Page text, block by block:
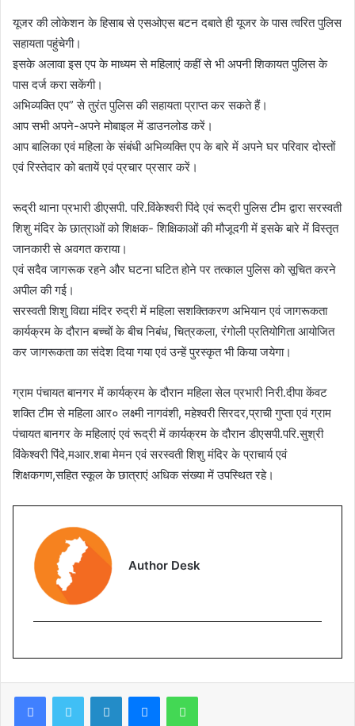
यूजर की लोकेशन के हिसाब से एसओएस बटन दबाते ही यूजर के पास त्वरित पुलिस
सहायता पहुंचेगी।
इसके अलावा इस एप के माध्यम से महिलाएं कहीं से भी अपनी शिकायत पुलिस के
पास दर्ज करा सकेंगी।
अभिव्यक्ति एप” से तुरंत पुलिस की सहायता प्राप्त कर सकते हैं।
आप सभी अपने-अपने मोबाइल में डाउनलोड करें।
आप बालिका एवं महिला के संबंधी अभिव्यक्ति एप के बारे में अपने घर परिवार दोस्तों
एवं रिस्तेदार को बतायें एवं प्रचार प्रसार करें।
रूद्री थाना प्रभारी डीएसपी. परि.विंकेश्वरी पिंदे एवं रूद्री पुलिस टीम द्वारा सरस्वती
शिशु मंदिर के छात्राओं को शिक्षक- शिक्षिकाओं की मौजूदगी में इसके बारे में विस्तृत
जानकारी से अवगत कराया।
एवं सदैव जागरूक रहने और घटना घटित होने पर तत्काल पुलिस को सूचित करने
अपील की गई।
सरस्वती शिशु विद्या मंदिर रुद्री में महिला सशक्तिकरण अभियान एवं जागरूकता
कार्यक्रम के दौरान बच्चों के बीच निबंध, चित्रकला, रंगोली प्रतियोगिता आयोजित
कर जागरूकता का संदेश दिया गया एवं उन्हें पुरस्कृत भी किया जयेगा।
ग्राम पंचायत बानगर में कार्यक्रम के दौरान महिला सेल प्रभारी निरी.दीपा केंवट
शक्ति टीम से महिला आर० लक्ष्मी नागवंशी, महेश्वरी सिरदर,प्राची गुप्ता एवं ग्राम
पंचायत बानगर के महिलाएं एवं रूद्री में कार्यक्रम के दौरान डीएसपी.परि.सुश्री
विंकेश्वरी पिंदे,मआर.शबा मेमन एवं सरस्वती शिशु मंदिर के प्राचार्य एवं
शिक्षकगण,सहित स्कूल के छात्राएं अधिक संख्या में उपस्थित रहे।
Author Desk